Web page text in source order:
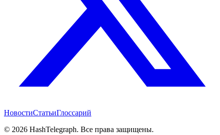
НовостиСтатьиГлоссарий
© 2026 HashTelegraph. Все права защищены.